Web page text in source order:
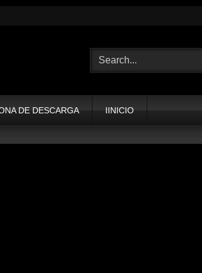
DE DESCARGA IINICIO